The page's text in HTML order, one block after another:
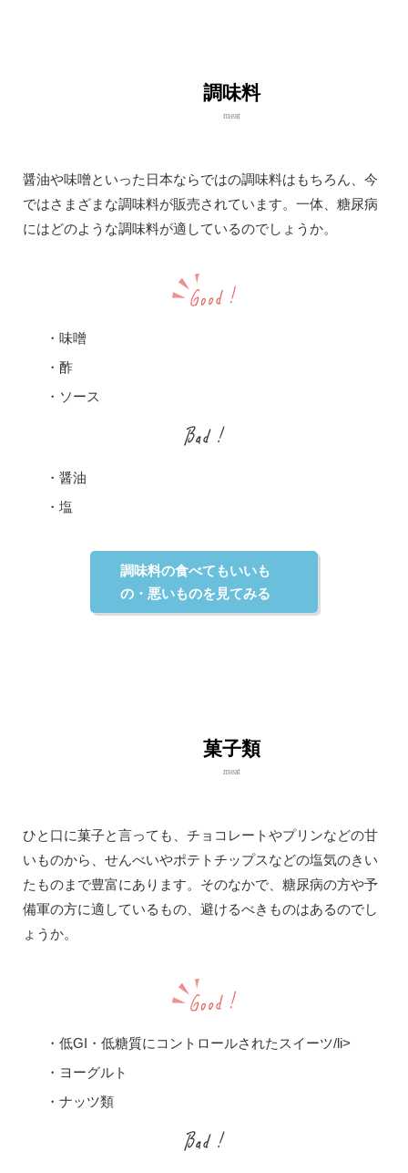
調味料
meat
醤油や味噌といった日本ならではの調味料はもちろん、今
ではさまざまな調味料が販売されています。一体、糖尿病
にはどのような調味料が適しているのでしょうか。
・味噌
・酢
・ソース
・醤油
・塩
調味料の食べてもいいも
の・悪いものを見てみる
菓子類
meat
ひと口に菓子と言っても、チョコレートやプリンなどの甘
いものから、せんべいやポテトチップスなどの塩気のきい
たものまで豊富にあります。そのなかで、糖尿病の方や予
備軍の方に適しているもの、避けるべきものはあるのでし
ょうか。
・低GI・低糖質にコントロールされたスイーツ/li>
・ヨーグルト
・ナッツ類